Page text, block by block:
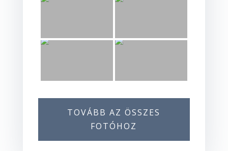
TOVÁBB AZ ÖSSZES
FOTÓHOZ